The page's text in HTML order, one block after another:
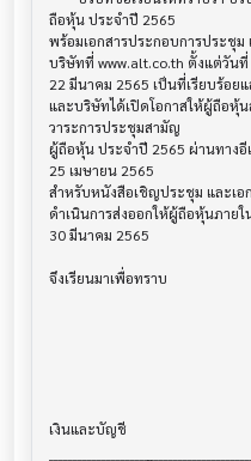
ถือหุ้น ประจำปี 2565
พร้อมเอกสารประกอบการประชุ
บริษัทที่ www.alt.co.th ตั้งแต่วันที่
22 มีนาคม 2565 เป็นที่เรียบร้อยแ
และบริษัทได้เปิดโอกาสให้ผู้ถือหุ้
วาระการประชุมสามัญ
ผู้ถือหุ้น ประจำปี 2565 ผ่านทาง
25 เมษายน 2565
สำหรับหนังสือเชิญประชุม และเ
ดำเนินการส่งออกให้ผู้ถือหุ้นภายใ
30 มีนาคม 2565
จึงเรียนมาเพื่อทราบ
เงินและบัญชี